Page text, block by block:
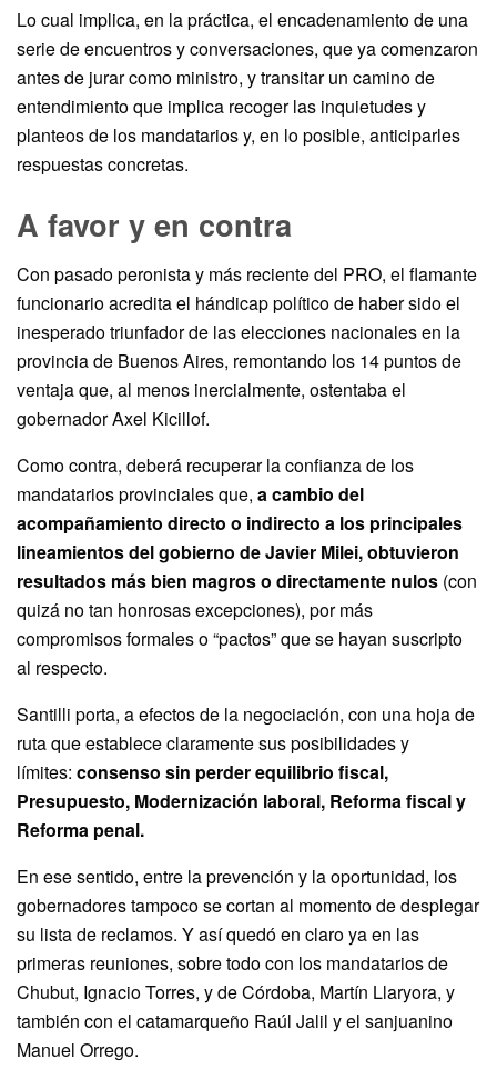
Lo cual implica, en la práctica, el encadenamiento de una
serie de encuentros y conversaciones, que ya comenzaron
antes de jurar como ministro, y transitar un camino de
entendimiento que implica recoger las inquietudes y
planteos de los mandatarios y, en lo posible, anticiparles
respuestas concretas.
A favor y en contra
Con pasado peronista y más reciente del PRO, el flamante
funcionario acredita el hándicap político de haber sido el
inesperado triunfador de las elecciones nacionales en la
provincia de Buenos Aires, remontando los 14 puntos de
ventaja que, al menos inercialmente, ostentaba el
gobernador Axel Kicillof.
Como contra, deberá recuperar la confianza de los
mandatarios provinciales que, a cambio del
acompañamiento directo o indirecto a los principales
lineamientos del gobierno de Javier Milei, obtuvieron
resultados más bien magros o directamente nulos (con
quizá no tan honrosas excepciones), por más
compromisos formales o “pactos” que se hayan suscripto
al respecto.
Santilli porta, a efectos de la negociación, con una hoja de
ruta que establece claramente sus posibilidades y
límites: consenso sin perder equilibrio fiscal,
Presupuesto, Modernización laboral, Reforma fiscal y
Reforma penal.
En ese sentido, entre la prevención y la oportunidad, los
gobernadores tampoco se cortan al momento de desplegar
su lista de reclamos. Y así quedó en claro ya en las
primeras reuniones, sobre todo con los mandatarios de
Chubut, Ignacio Torres, y de Córdoba, Martín Llaryora, y
también con el catamarqueño Raúl Jalil y el sanjuanino
Manuel Orrego.